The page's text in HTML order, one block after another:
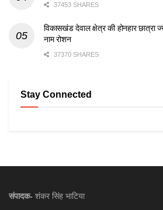
37453 SHARES
विकासखंड देवाल क्षेत्र की होनहार छात्रा
नाम रोशन
37370 SHARES
Stay Connected
संपादक- शंकर सिंह भाटिया